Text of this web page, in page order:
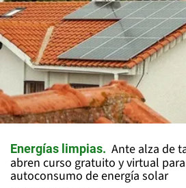
Energías limpias
Ante alza de
abren curso gratuito y virtual
autoconsumo de energía solar